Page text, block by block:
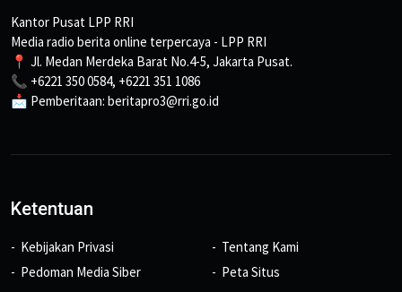
Kantor Pusat LPP RRI
Media radio berita online terpercaya - LPP RRI
📍 Jl. Medan Merdeka Barat No.4-5, Jakarta Pusat.
📞 +6221 350 0584, +6221 351 1086
📩 Pemberitaan: beritapro3@rri.go.id
Ketentuan
Kebijakan Privasi
Pedoman Media Siber
Tentang Kami
Peta Situs